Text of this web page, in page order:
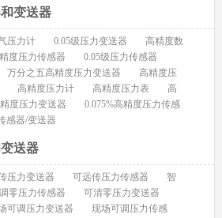
变送器
压力计 0.05级压力变送器
高精度数
度压力传感器
0.05级压力传感器
万分之五高精度压力变送器
高精度压
高精度压力计 高精度压力表
高
度压力变送器
0.075%高精度压力传感
感器/变送器
送器
压力变送器 可远传压力传感器
智
零压力传感器
可清零压力变送器
可调压力变送器
现场可调压力传感